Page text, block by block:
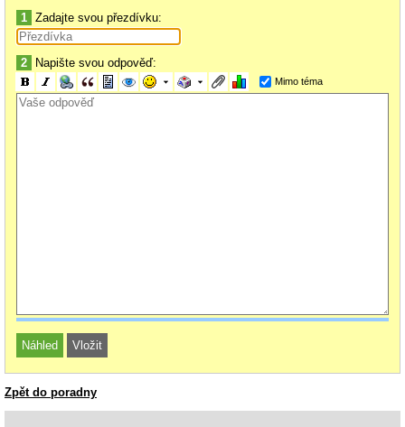
1 Zadajte svou přezdívku:
2 Napište svou odpověď:
Mimo téma
Zpět do poradny